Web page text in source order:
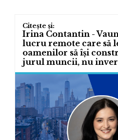
Irina Contantin -
lucru remote care să
oamenilor să își
jurul muncii, nu